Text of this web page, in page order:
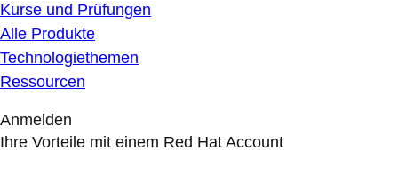
Kurse und Prüfungen
Alle Produkte
Technologiethemen
Ressourcen
Anmelden
Ihre Vorteile mit einem Red Hat Account